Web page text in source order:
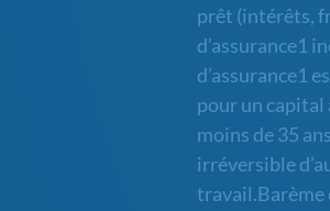
prêt (intérêts,
d’assurance1
d’assurance1
pour un capital
moins de 35
irréversible
travail.Barème